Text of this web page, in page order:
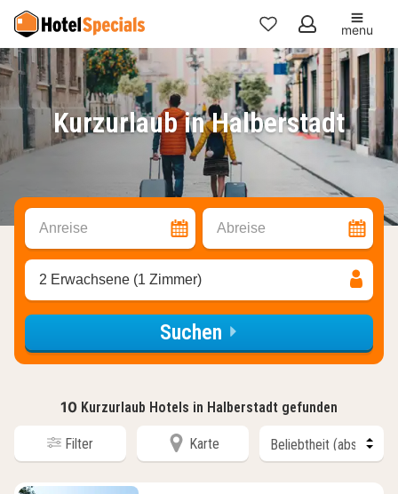
Meine
Favoriten
menu
Kurzurlaub in Halberstadt
Anreise Abreise
2 Erwachsene (1 Zimmer)
Suchen
10 Kurzurlaub Hotels in Halberstadt gefunden
Filter Karte